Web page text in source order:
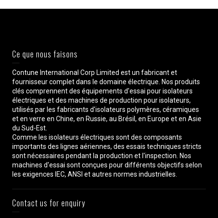
Ce que nous faisons
Contune International Corp Limited est un fabricant et
fournisseur complet dans le domaine électrique. Nos produits
clés comprennent des équipements d'essai pour isolateurs
électriques et des machines de production pour isolateurs,
utilisés par les fabricants d'isolateurs polymères, céramiques
et en verre en Chine, en Russie, au Brésil, en Europe et en Asie
du Sud-Est.
Comme les isolateurs électriques sont des composants
importants des lignes aériennes, des essais techniques stricts
sont nécessaires pendant la production et l'inspection. Nos
machines d'essai sont conçues pour différents objectifs selon
les exigences IEC, ANSI et autres normes industrielles.
Contact us for enquiry